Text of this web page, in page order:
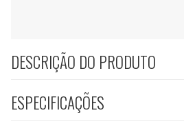
DESCRIÇÃO DO PRODUTO
ESPECIFICAÇÕES